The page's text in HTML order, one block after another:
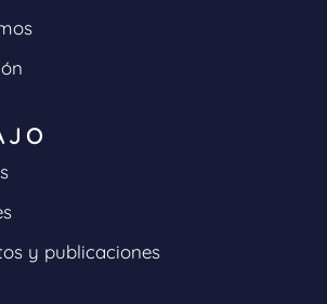
y publicaciones